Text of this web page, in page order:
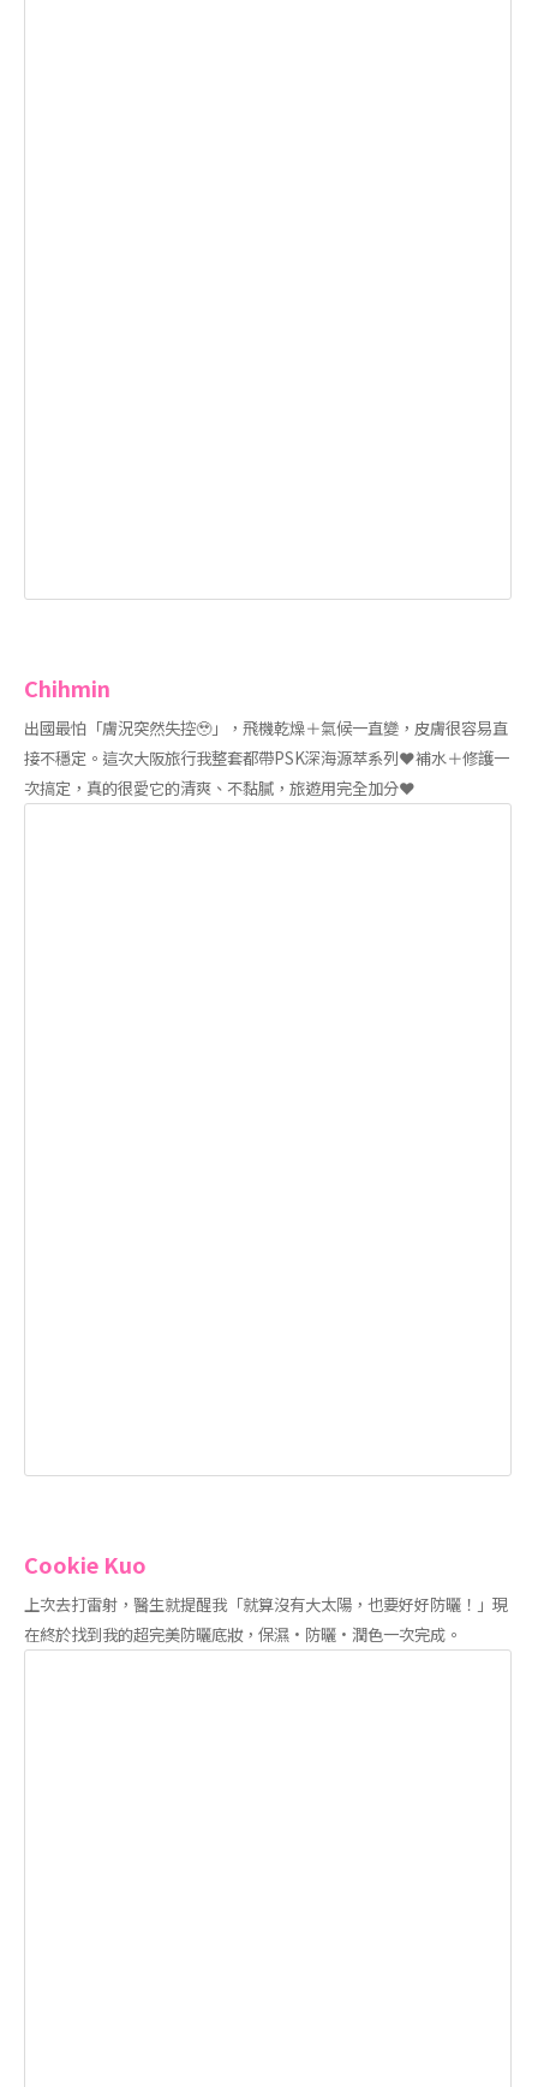
Chihmin
出國最怕「膚況突然失控🥹」，飛機乾燥＋氣候一直變，皮膚很容易直
接不穩定。這次大阪旅行我整套都帶PSK深海源萃系列❤️補水＋修護一
次搞定，真的很愛它的清爽、不黏膩，旅遊用完全加分❤️
Cookie Kuo
上次去打雷射，醫生就提醒我「就算沒有大太陽，也要好好防曬！」現
在終於找到我的超完美防曬底妝，保濕·防曬·潤色一次完成。